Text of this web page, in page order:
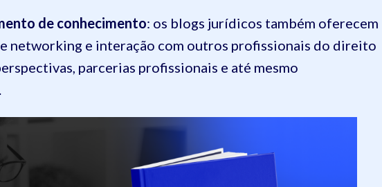
de conhecimento: os blogs jurídicos também oferecem
networking e interação com outros profissionais do direito
parcerias profissionais e até mesmo